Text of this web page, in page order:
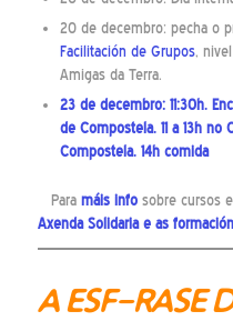
20 de decembro: pecha o
Facilitación de Grupos,
Amigas da Terra.
23 de decembro: 11:30h.
de Compostela. 11 a 13h no
Compostela. 14h comida
Para máis infosobre cursos
Axenda Solidariae as
A ESF-RASE